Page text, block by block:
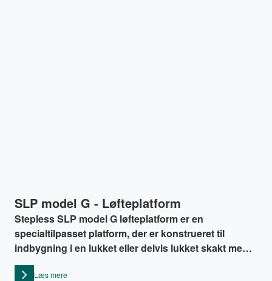
SLP model G - Løfteplatform
Stepless SLP model G løfteplatform er en
specialtilpasset platform, der er konstrueret til
indbygning i en lukket eller delvis lukket skakt med
faste sider omkring platformen.
Læs mere